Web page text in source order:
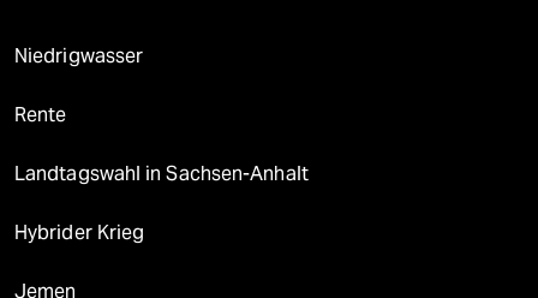
Niedrigwasser
Rente
Landtagswahl in Sachsen-Anhalt
Hybrider Krieg
Jemen